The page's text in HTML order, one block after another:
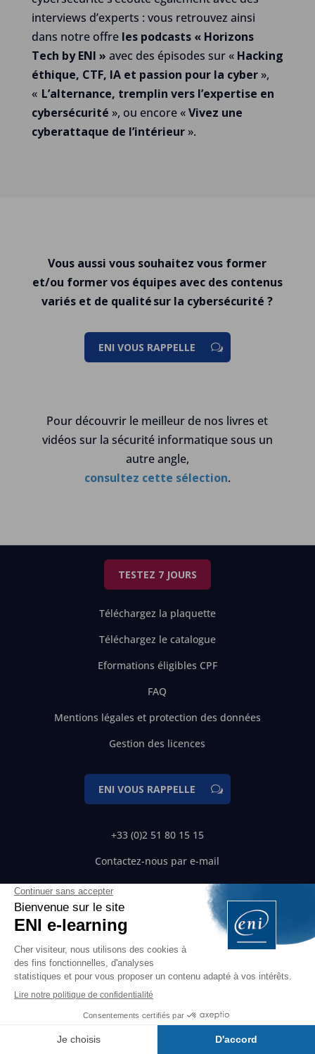
interviews d’experts : vous retrouvez ainsi
dans notre offre les podcasts « Horizons
Tech by ENI » avec des épisodes sur « Hacking
éthique, CTF, IA et passion pour la cyber»,
« L’alternance, tremplin vers l’expertise en
cybersécurité », ou encore «Vivez une
cyberattaque de l’intérieur».
Vous aussi vous souhaitez vous former
et/ou former vos équipes avec des contenus
variés et de qualité sur la cybersécurité ?
ENI VOUS RAPPELLE
Pour découvrir le meilleur de nos livres et
vidéos sur la sécurité informatique sous un
autre angle,
consultez cette sélection.
TESTEZ 7 JOURS
Téléchargez la plaquette
Téléchargez le catalogue
Eformations éligibles CPF
FAQ
Mentions légales et protection des données
Gestion des licences
ENI VOUS RAPPELLE
+33 (0)2 51 80 15 15
Contactez-nous par e-mail
NEWSLETTER
En vous inscrivant, vous acceptez de recevoir les actualités et